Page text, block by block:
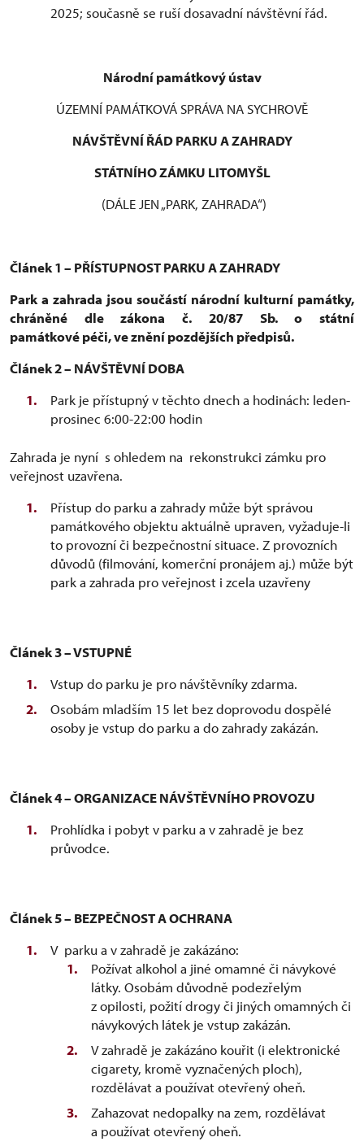
2025; současně se ruší dosavadní návštěvní řád.
Národní památkový ústav
ÚZEMNÍ PAMÁTKOVÁ SPRÁVA NA SYCHROVĚ
NÁVŠTĚVNÍ ŘÁD PARKU A ZAHRADY
STÁTNÍHO ZÁMKU LITOMYŠL
(DÁLE JEN „PARK, ZAHRADA“)
Článek 1 – PŘÍSTUPNOST PARKU A ZAHRADY
Park a zahrada jsou součástí národní kulturní památky,
chráněné dle zákona č. 20/87 Sb. o státní
památkové péči, ve znění pozdějších předpisů.
Článek 2 – NÁVŠTĚVNÍ DOBA
Park je přístupný v těchto dnech a hodinách: leden-
prosinec 6:00-22:00 hodin
Zahrada je nyní s ohledem na rekonstrukci zámku pro
veřejnost uzavřena.
Přístup do parku a zahrady může být správou
památkového objektu aktuálně upraven, vyžaduje-li
to provozní či bezpečnostní situace. Z provozních
důvodů (filmování, komerční pronájem aj.) může být
park a zahrada pro veřejnost i zcela uzavřeny
Článek 3 – VSTUPNÉ
Vstup do parku je pro návštěvníky zdarma.
Osobám mladším 15 let bez doprovodu dospělé
osoby je vstup do parku a do zahrady zakázán.
Článek 4 – ORGANIZACE NÁVŠTĚVNÍHO PROVOZU
Prohlídka i pobyt v parku a v zahradě je bez
průvodce.
Článek 5 – BEZPEČNOST A OCHRANA
V parku a v zahradě je zakázáno:
Požívat alkohol a jiné omamné či návykové
látky. Osobám důvodně podezřelým
z opilosti, požití drogy či jiných omamných či
návykových látek je vstup zakázán.
V zahradě je zakázáno kouřit (i elektronické
cigarety, kromě vyznačených ploch),
rozdělávat a používat otevřený oheň.
Zahazovat nedopalky na zem, rozdělávat
a používat otevřený oheň.